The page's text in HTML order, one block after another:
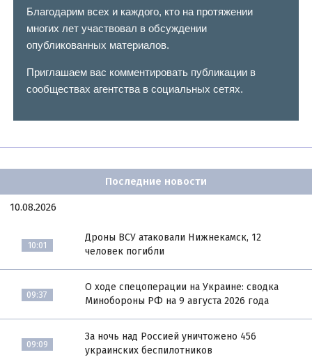
Благодарим всех и каждого, кто на протяжении
многих лет участвовал в обсуждении
опубликованных материалов.
Приглашаем вас комментировать публикации в
сообществах агентства в социальных сетях.
Последние новости
10.08.2026
10:01
Дроны ВСУ атаковали Нижнекамск, 12
человек погибли
09:37
О ходе спецоперации на Украине: сводка
Минобороны РФ на 9 августа 2026 года
09:09
За ночь над Россией уничтожено 456
украинских беспилотников